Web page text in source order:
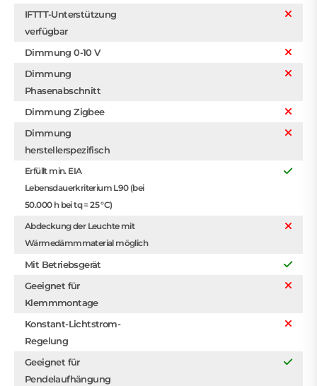
IFTTT-Unterstützung
verfügbar
Dimmung 0-10 V
Dimmung
Phasenabschnitt
Dimmung Zigbee
Dimmung
herstellerspezifisch
Erfüllt min. EIA
Lebensdauerkriterium L90 (bei
50.000 h bei tq = 25 °C)
Abdeckung der Leuchte mit
Wärmedämmmaterial möglich
Mit Betriebsgerät
Geeignet für
Klemmmontage
Konstant-Lichtstrom-
Regelung
Geeignet für
Pendelaufhängung